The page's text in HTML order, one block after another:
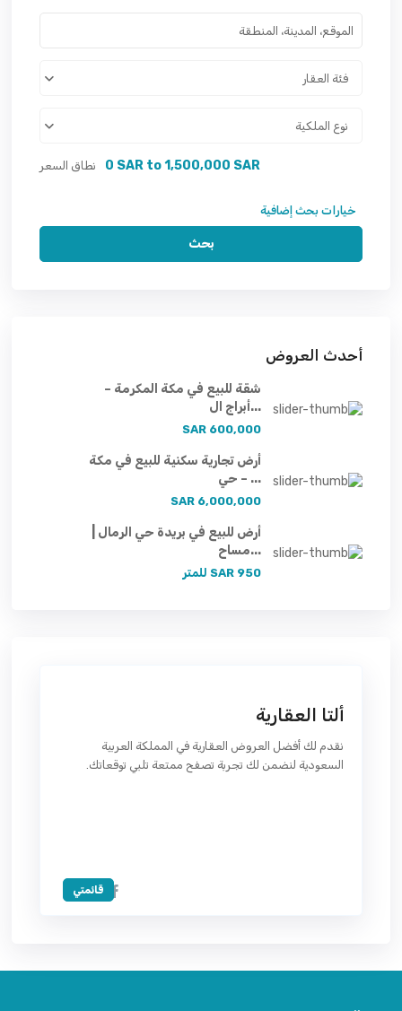
فئة العقار
نوع الملكية
نطاق السعر 0 SAR to 1,500,000 SAR
خيارات بحث إضافية
بحث
أحدث العروض
شقة للبيع في مكة المكرمة –
أبراج ال...
600,000 SAR
أرض تجارية سكنية للبيع في مكة
– حي ...
6,000,000 SAR
أرض للبيع في بريدة حي الرمال |
مساح...
950 SAR للمتر
ألتا العقارية
نقدم لك أفضل العروض العقارية في المملكة العربية
السعودية لنضمن لك تجربة تصفح ممتعة تلبي توقعاتك.
قائمتي